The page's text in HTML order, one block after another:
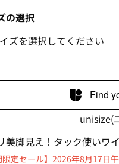
の選択
Find
unisize(
美脚見え！タック使いワ
限定セール】2026年8月17日